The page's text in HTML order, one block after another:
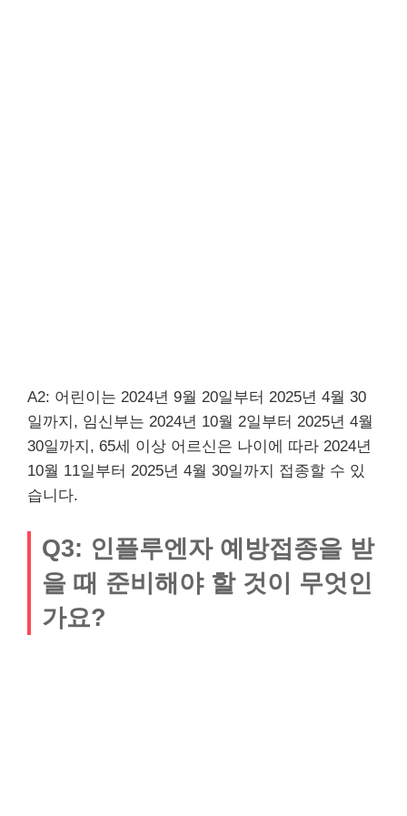
A2: 어린이는 2024년 9월 20일부터 2025년 4월 30
일까지, 임신부는 2024년 10월 2일부터 2025년 4월
30일까지, 65세 이상 어르신은 나이에 따라 2024년
10월 11일부터 2025년 4월 30일까지 접종할 수 있
습니다.
Q3: 인플루엔자 예방접종을 받
을 때 준비해야 할 것이 무엇인
가요?